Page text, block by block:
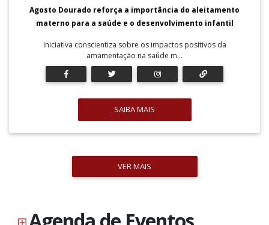
Agosto Dourado reforça a importância do aleitamento
materno para a saúde e o desenvolvimento infantil
Iniciativa conscientiza sobre os impactos positivos da
amamentação na saúde m...
SAIBA MAIS
VER MAIS